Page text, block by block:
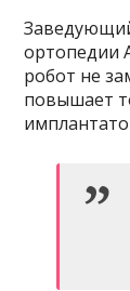
ортопедии
робот не
повышает